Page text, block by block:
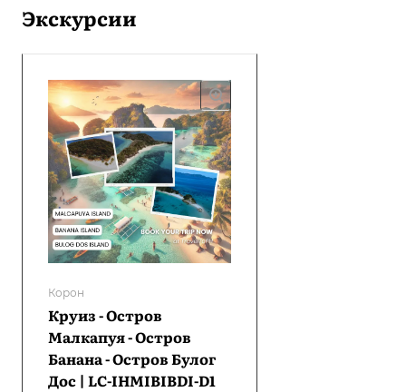
Экскурсии
Корон
Круиз - Остров
Малкапуя - Остров
Банана - Остров Булог
Дос | LC-IHMIBIBDI-D1